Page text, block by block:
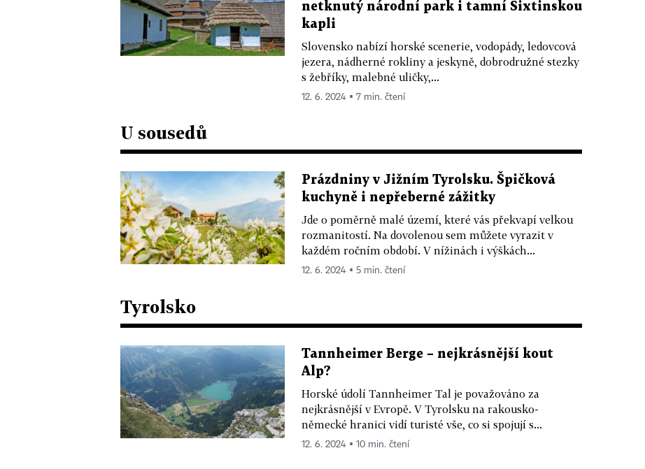
netknutý národní park i tamní Sixtinskou
kapli
Slovensko nabízí horské scenerie, vodopády, ledovcová
jezera, nádherné rokliny a jeskyně, dobrodružné stezky
s žebříky, malebné uličky,...
12. 6. 2024 ▪ 7 min. čtení
U sousedů
Prázdniny v Jižním Tyrolsku. Špičková
kuchyně i nepřeberné zážitky
Jde o poměrně malé území, které vás překvapí velkou
rozmanitostí. Na dovolenou sem můžete vyrazit v
každém ročním období. V nížinách i výškách...
12. 6. 2024 ▪ 5 min. čtení
Tyrolsko
Tannheimer Berge – nejkrásnější kout
Alp?
Horské údolí Tannheimer Tal je považováno za
nejkrásnější v Evropě. V Tyrolsku na rakousko-
německé hranici vidí turisté vše, co si spojují s...
12. 6. 2024 ▪ 10 min. čtení